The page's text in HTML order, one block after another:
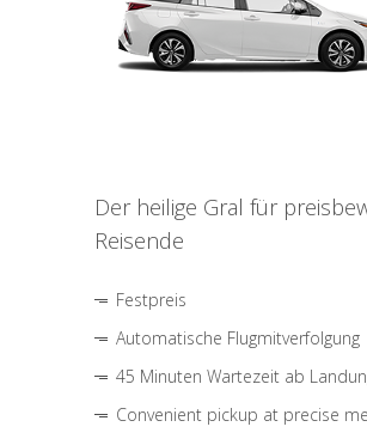
Der heilige Gral für
Reisende
Festpreis
Automatische Flugmitverfolgung
45 Minuten Wartezeit ab
Convenient pickup at precise